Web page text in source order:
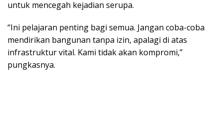
untuk mencegah kejadian serupa.
“Ini pelajaran penting bagi semua. Jangan coba-coba
mendirikan bangunan tanpa izin, apalagi di atas
infrastruktur vital. Kami tidak akan kompromi,”
pungkasnya.